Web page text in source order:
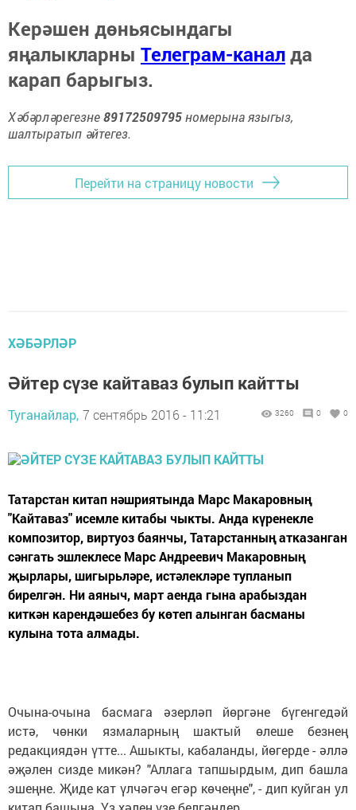
Керәшен дөньясындагы
яңалыкларны Телеграм-каналда
карап барыгыз.
Хәбәрләрегезне89172509795номерына языгыз,
шалтыратып әйтегез.
Перейти на страницу новости
ХӘБӘРЛӘР
Әйтер сүзе кайтаваз булып кайтты
Туганайлар, 7 сентябрь 2016 - 11:21 3260 0 0
Татарстан китап нәшриятында Марс Макаровның
"Кайтаваз" исемле китабы чыкты. Анда күренекле
композитор, виртуоз баянчы, Татарстанның атказанган
сәнгать эшлеклесе Марс Андреевич Макаровның
җырлары, шигырьләре, истәлекләре тупланып
бирелгән. Ни аяныч, март аенда гына арабыздан
киткән карендәшебез бу көтеп алынган басманы
кулына тота алмады.
Очына-очына басмага әзерләп йөргәне бүгенгедәй
истә, чөнки язмаларның шактый өлеше безнең
редакциядән үтте... Ашыкты, кабаланды, йөгерде - әллә
әҗәлен сизде микән? "Аллага тапшырдым, дип башла
эшеңне. Җиде кат үлчәгәч егәр көчеңне", - дип куйган ул